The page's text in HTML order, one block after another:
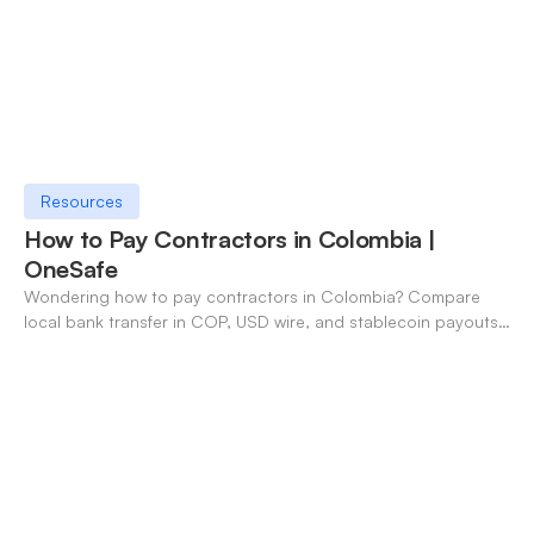
Resources
How to Pay Contractors in Colombia |
OneSafe
Wondering how to pay contractors in Colombia? Compare
local bank transfer in COP, USD wire, and stablecoin payouts.